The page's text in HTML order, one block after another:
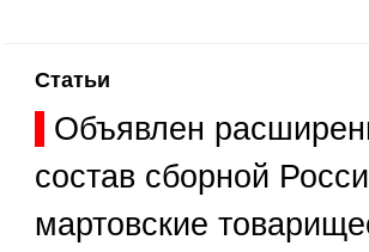
Статьи
Объявлен
состав сборной
мартовские